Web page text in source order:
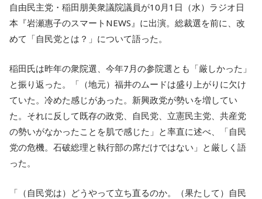
自由民主党・稲田朋美衆議院議員が10月1日（水）ラジオ日
本『岩瀬惠子のスマートNEWS』に出演。総裁選を前に、改
めて「自民党とは？」について語った。
稲田氏は昨年の衆院選、今年7月の参院選とも「厳しかった」
と振り返った。「（地元）福井のムードは盛り上がりに欠け
ていた。冷めた感じがあった。新興政党が勢いを増してい
た。それに反して既存の政党、自民党、立憲民主党、共産党
の勢いがなかったことを肌で感じた」と率直に述べ、「自民
党の危機。石破総理と執行部の席だけではない」と厳しく語
った。
「（自民党は）どうやって立ち直るのか。（果たして）自民